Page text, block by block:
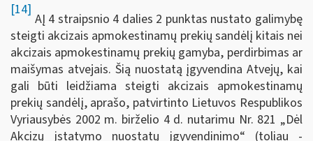
[14]
AĮ 4 straipsnio 4 dalies 2 punktas nustato galimybę
steigti akcizais apmokestinamų prekių sandėlį kitais nei
akcizais apmokestinamų prekių gamyba, perdirbimas ar
maišymas atvejais. Šią nuostatą įgyvendina Atvejų, kai
gali būti leidžiama steigti akcizais apmokestinamų
prekių sandėlį, aprašo, patvirtinto Lietuvos Respublikos
Vyriausybės 2002 m. birželio 4 d. nutarimu Nr. 821 „Dėl
Akcizų įstatymo nuostatų įgyvendinimo“ (toliau -